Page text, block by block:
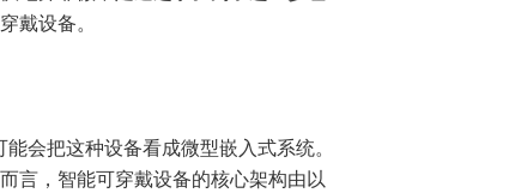
戴设备。
会把这种设备看成微型嵌入式系统。
言，智能可穿戴设备的核心架构由以